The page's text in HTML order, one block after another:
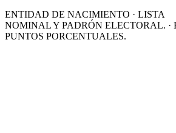
ENTIDAD DE NACIMIENTO · LISTA
NOMINAL Y PADRÓN ELECTORAL. ·
PUNTOS PORCENTUALES.